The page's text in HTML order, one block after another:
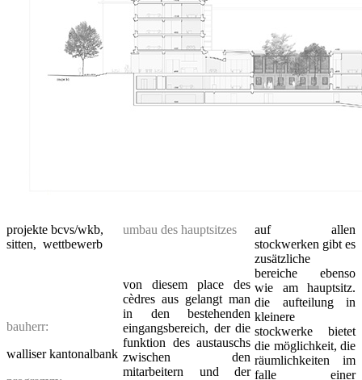
projekte bcvs/wkb,
sitten, wettbewerb
bauherr:
walliser kantonalbank
umbau des hauptsitzes
von diesem place des
cèdres aus gelangt man
in den bestehenden
eingangsbereich, der die
funktion des austauschs
zwischen den
mitarbeitern und der
auf allen
stockwerken gibt es
zusätzliche
bereiche ebenso
wie am hauptsitz.
die aufteilung in
kleinere
stockwerke bietet
die möglichkeit, die
räumlichkeiten im
falle einer